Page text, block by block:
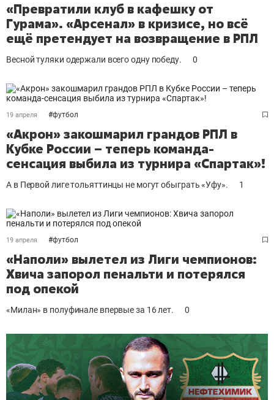
«Превратили клуб в кафешку от
Гурама». «Арсенал» в кризисе, но всё
ещё претендует на возвращение в РПЛ
Весной туляки одержали всего одну победу. 0
19 апреля #футбол
«Акрон» закошмарил грандов РПЛ в
Кубке России – теперь команда-
сенсация выбила из турнира «Спартак»!
А в Первой лиге тольяттинцы не могут обыграть «Уфу». 1
19 апреля #футбол
«Наполи» вылетел из Лиги чемпионов:
Хвича запорол пенальти и потерялся
под опекой
«Милан» в полуфинале впервые за 16 лет. 0